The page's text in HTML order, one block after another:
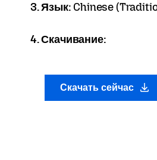
3. Язык: Chinese
4. Скачивание:
Скачать сейчас